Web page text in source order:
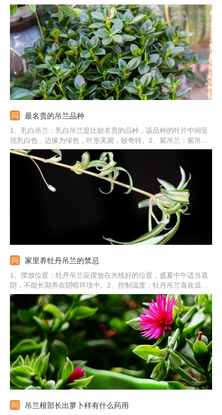
水：生长旺季见干就需浇水，还需勤施薄肥，确保营养足才行。注
意事项：养殖金鱼吊兰需注意通风、修剪问题，保证通风良好，生
长季及时修剪，促使旺盛生长。
最名贵的吊兰品种
1、乳白吊兰：乳白吊兰是比较名贵的品种，该品种的叶片中间呈
现乳白色，边缘为绿色，叶形美观，较奇特。2、紫吊兰：紫吊兰
的叶片呈紫色，叶片细长柔软，从花盆边缘垂下来。3、金边吊
兰：金边吊兰的叶片呈宽线形，颜色为嫩绿色，能开白色小花。
4、银心吊兰：银心吊兰叶片中间部分有1条宽约1厘米左右的银白
家里养牡丹吊兰的禁忌
1、摆放位置：牡丹吊兰应摆放在光线好的位置，盛夏中午适当遮
阴，不能长期养在阴暗环境中。2、控制温度：牡丹吊兰喜欢温
暖，夏季需及时降温，移到阴凉通风处，冬季天气转凉后，需及时
移到室内保暖。3、水分管理：牡丹吊兰要及时浇水，避免积水，9
月份后减少浇水。4、养分管理：生长季节每半个月左右施加一次
饼肥水。
吊兰根部长出萝卜样有什么药用